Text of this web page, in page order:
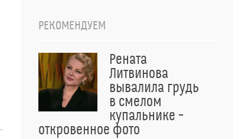
РЕКОМЕНДУЕМ
Рената
Литвинова
вывалила грудь
в смелом
купальнике –
откровенное фото